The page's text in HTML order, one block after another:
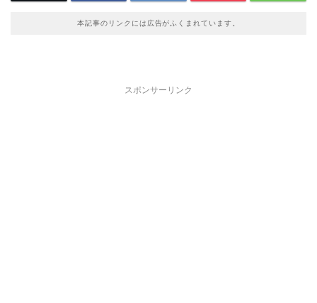
本記事のリンクには広告がふくまれています。
スポンサーリンク